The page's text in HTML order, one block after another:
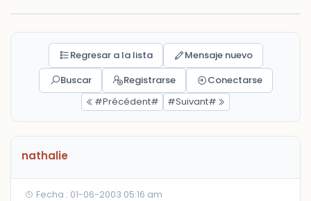
Regresar a la lista
Mensaje nuevo
Buscar
Registrarse
Conectarse
#Précédent#
#Suivant#
nathalie
Fecha : 01-06-2003 05:16 am